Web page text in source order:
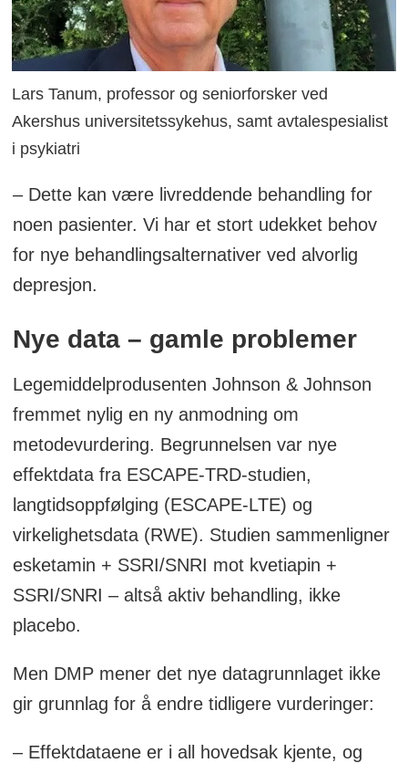
Lars Tanum, professor og seniorforsker ved
Akershus universitetssykehus, samt avtalespesialist
i psykiatri
– Dette kan være livreddende behandling for
noen pasienter. Vi har et stort udekket behov
for nye behandlingsalternativer ved alvorlig
depresjon.
Nye data – gamle problemer
Legemiddelprodusenten Johnson & Johnson
fremmet nylig en ny anmodning om
metodevurdering. Begrunnelsen var nye
effektdata fra ESCAPE-TRD-studien,
langtidsoppfølging (ESCAPE-LTE) og
virkelighetsdata (RWE). Studien sammenligner
esketamin + SSRI/SNRI mot kvetiapin +
SSRI/SNRI – altså aktiv behandling, ikke
placebo.
Men DMP mener det nye datagrunnlaget ikke
gir grunnlag for å endre tidligere vurderinger:
– Effektdataene er i all hovedsak kjente, og